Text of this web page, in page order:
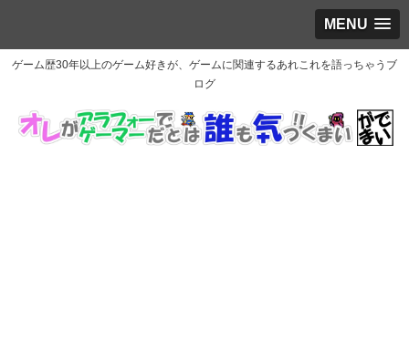
MENU
ゲーム歴30年以上のゲーム好きが、ゲームに関連するあれこれを語っちゃうブ
ログ